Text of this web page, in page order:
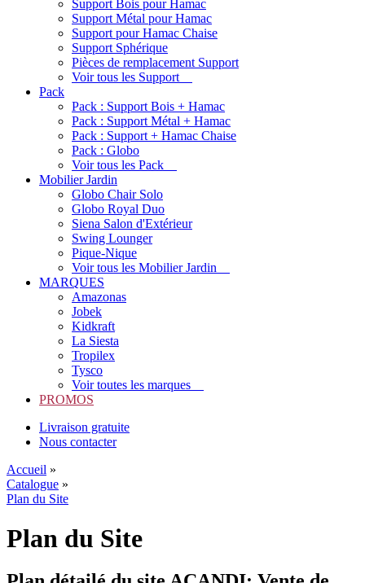
Support Bois pour Hamac
Support Métal pour Hamac
Support pour Hamac Chaise
Support Sphérique
Pièces de remplacement Support
Voir tous les Support
Pack
Pack : Support Bois + Hamac
Pack : Support Métal + Hamac
Pack : Support + Hamac Chaise
Pack : Globo
Voir tous les Pack
Mobilier Jardin
Globo Chair Solo
Globo Royal Duo
Siena Salon d'Extérieur
Swing Lounger
Pique-Nique
Voir tous les Mobilier Jardin
MARQUES
Amazonas
Jobek
Kidkraft
La Siesta
Tropilex
Tysco
Voir toutes les marques
PROMOS
Livraison gratuite
Nous contacter
Accueil »
Catalogue »
Plan du Site
Plan du Site